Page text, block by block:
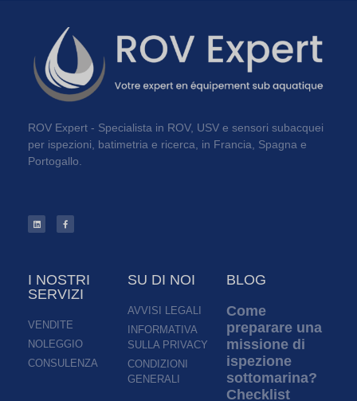
ROV Expert - Specialista in ROV, USV e sensori subacquei
per ispezioni, batimetria e ricerca, in Francia, Spagna e
Portogallo.
I NOSTRI
SERVIZI
VENDITE
NOLEGGIO
CONSULENZA
SU DI NOI
AVVISI LEGALI
INFORMATIVA
SULLA PRIVACY
CONDIZIONI
GENERALI
BLOG
Come
preparare una
missione di
ispezione
sottomarina?
Checklist